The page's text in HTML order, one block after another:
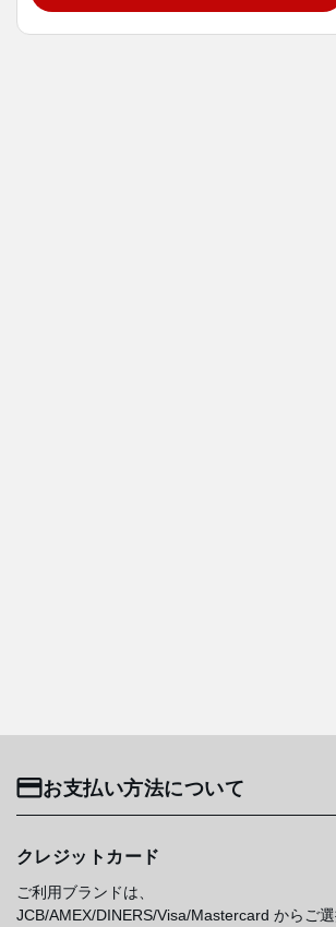
お支払い方法について
クレジットカード
ご利用ブランドは、
JCB/AMEX/DINERS/Visa/Mastercard からご